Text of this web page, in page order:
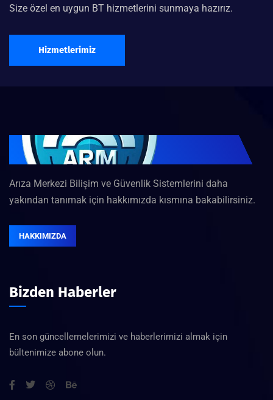
Size özel en uygun BT hizmetlerini sunmaya hazırız.
Hizmetlerimiz
Arıza Merkezi Bilişim ve Güvenlik Sistemlerini daha
yakından tanımak için hakkımızda kısmına bakabilirsiniz.
HAKKIMIZDA
Bizden Haberler
En son güncellemelerimizi ve haberlerimizi almak için
bültenimize abone olun.